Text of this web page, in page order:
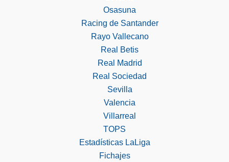
Osasuna
Racing de Santander
Rayo Vallecano
Real Betis
Real Madrid
Real Sociedad
Sevilla
Valencia
Villarreal
TOPS
Estadísticas LaLiga
Fichajes